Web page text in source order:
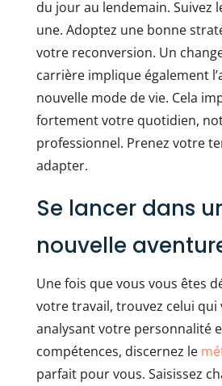
du jour au lendemain. Suivez
une. Adoptez une bonne
votre reconversion. Un
carrière implique également
nouvelle mode de vie. Cela
fortement votre quotidien,
professionnel. Prenez votre
adapter.
Se lancer dans
nouvelle
Une fois que vous vous êtes
votre travail, trouvez celui qui
analysant votre personnalité
compétences, discernez le
parfait pour vous. Saisissez